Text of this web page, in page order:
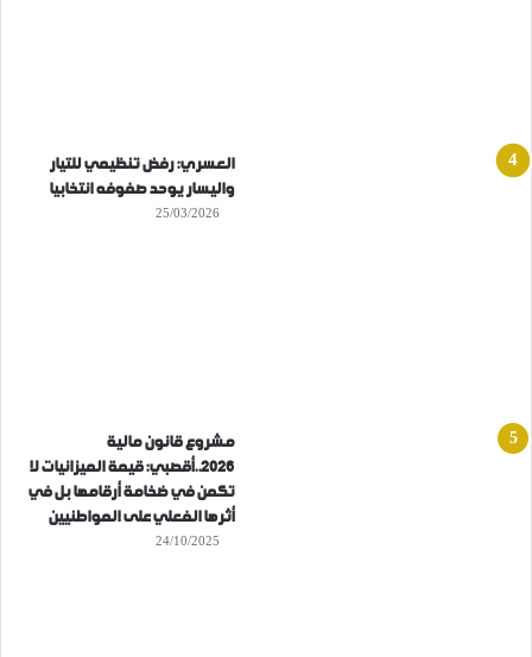
العسري: رفض تنظيمي للتيار
واليسار يوحد صفوفه انتخابيا
25/03/2026
مشروع قانون مالية
2026..أقصبي: قيمة الميزانيات لا
تكمن في ضخامة أرقامها بل في
أثرها الفعلي على المواطنيين
24/10/2025